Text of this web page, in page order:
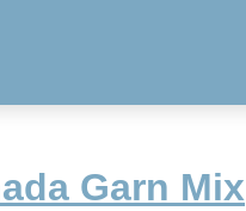
Garn Mix